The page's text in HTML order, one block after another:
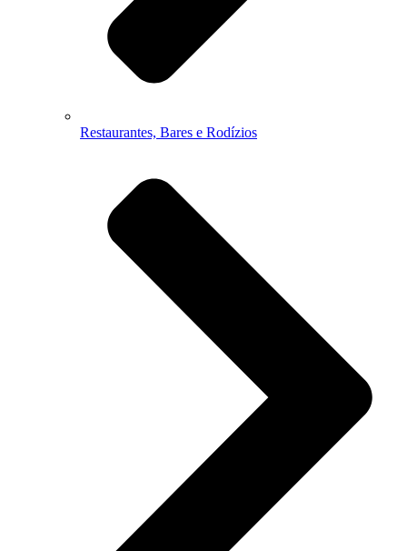
Restaurantes, Bares e Rodízios